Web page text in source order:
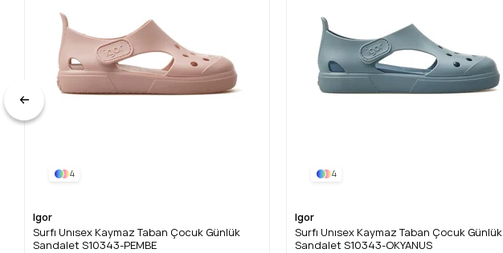
4
Igor
Surfı Unısex Kaymaz Taban Çocuk Günlük
Sandalet S10343-PEMBE
4
Igor
Surfı Unısex Kaymaz Taban Çocuk Günlük
Sandalet S10343-OKYANUS